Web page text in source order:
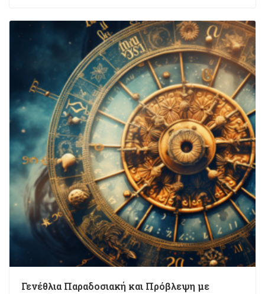
Γενέθλια Παραδοσιακή και Πρόβλεψη με